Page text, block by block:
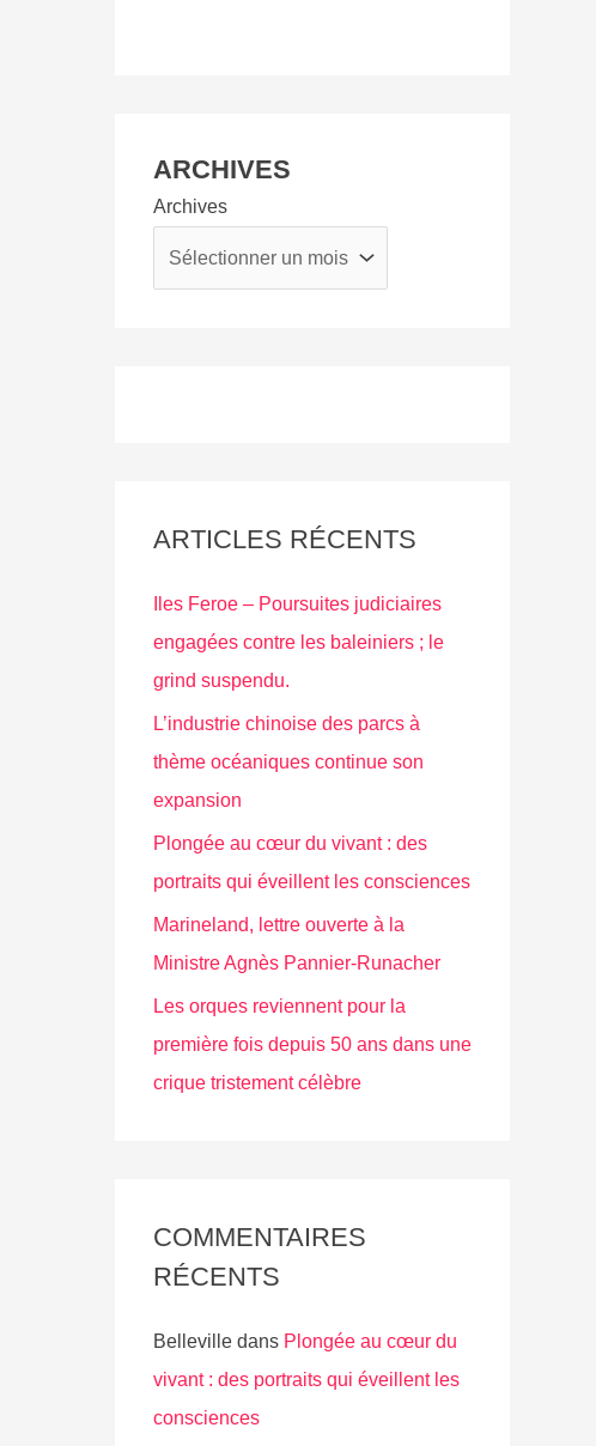
ARCHIVES
Archives
ARTICLES RÉCENTS
Iles Feroe – Poursuites judiciaires
engagées contre les baleiniers ; le
grind suspendu.
L’industrie chinoise des parcs à
thème océaniques continue son
expansion
Plongée au cœur du vivant : des
portraits qui éveillent les consciences
Marineland, lettre ouverte à la
Ministre Agnès Pannier-Runacher
Les orques reviennent pour la
première fois depuis 50 ans dans une
crique tristement célèbre
COMMENTAIRES
RÉCENTS
Belleville dans Plongée au cœur du
vivant : des portraits qui éveillent les
consciences